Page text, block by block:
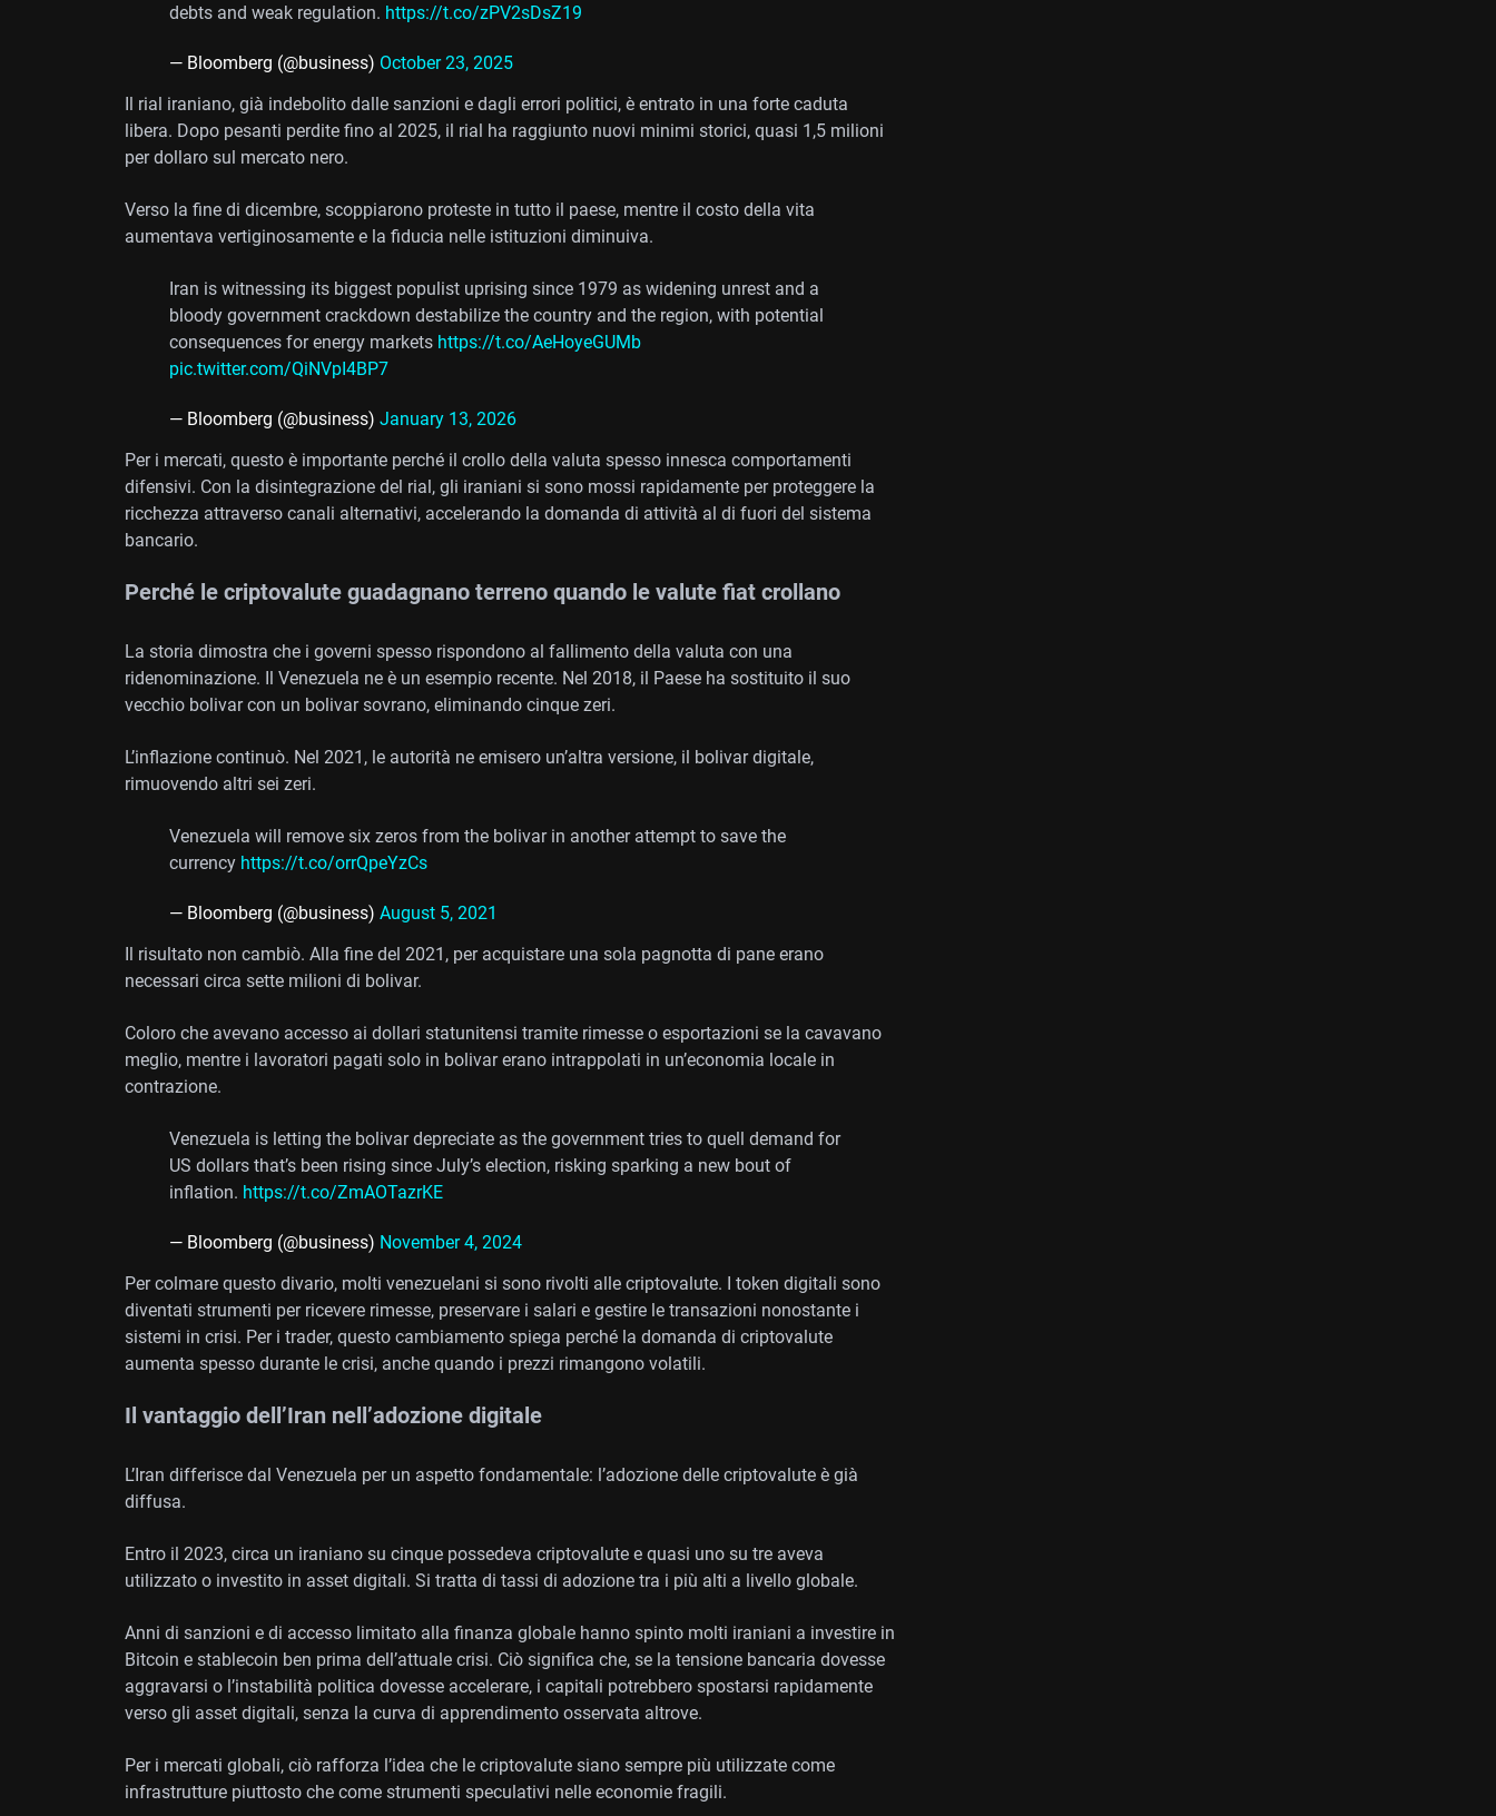
debts and weak regulation. https://t.co/zPV2sDsZ19
— Bloomberg (@business) October 23, 2025
Il rial iraniano, già indebolito dalle sanzioni e dagli errori politici, è entrato in una forte caduta
libera. Dopo pesanti perdite fino al 2025, il rial ha raggiunto nuovi minimi storici, quasi 1,5 milioni
per dollaro sul mercato nero.
Verso la fine di dicembre, scoppiarono proteste in tutto il paese, mentre il costo della vita
aumentava vertiginosamente e la fiducia nelle istituzioni diminuiva.
Iran is witnessing its biggest populist uprising since 1979 as widening unrest and a
bloody government crackdown destabilize the country and the region, with potential
consequences for energy markets https://t.co/AeHoyeGUMb
pic.twitter.com/QiNVpI4BP7
— Bloomberg (@business) January 13, 2026
Per i mercati, questo è importante perché il crollo della valuta spesso innesca comportamenti
difensivi. Con la disintegrazione del rial, gli iraniani si sono mossi rapidamente per proteggere la
ricchezza attraverso canali alternativi, accelerando la domanda di attività al di fuori del sistema
bancario.
Perché le criptovalute guadagnano terreno quando le valute fiat crollano
La storia dimostra che i governi spesso rispondono al fallimento della valuta con una
ridenominazione. Il Venezuela ne è un esempio recente. Nel 2018, il Paese ha sostituito il suo
vecchio bolivar con un bolivar sovrano, eliminando cinque zeri.
L’inflazione continuò. Nel 2021, le autorità ne emisero un’altra versione, il bolivar digitale,
rimuovendo altri sei zeri.
Venezuela will remove six zeros from the bolivar in another attempt to save the
currency https://t.co/orrQpeYzCs
— Bloomberg (@business) August 5, 2021
Il risultato non cambiò. Alla fine del 2021, per acquistare una sola pagnotta di pane erano
necessari circa sette milioni di bolivar.
Coloro che avevano accesso ai dollari statunitensi tramite rimesse o esportazioni se la cavavano
meglio, mentre i lavoratori pagati solo in bolivar erano intrappolati in un’economia locale in
contrazione.
Venezuela is letting the bolivar depreciate as the government tries to quell demand for
US dollars that’s been rising since July’s election, risking sparking a new bout of
inflation. https://t.co/ZmAOTazrKE
— Bloomberg (@business) November 4, 2024
Per colmare questo divario, molti venezuelani si sono rivolti alle criptovalute. I token digitali sono
diventati strumenti per ricevere rimesse, preservare i salari e gestire le transazioni nonostante i
sistemi in crisi. Per i trader, questo cambiamento spiega perché la domanda di criptovalute
aumenta spesso durante le crisi, anche quando i prezzi rimangono volatili.
Il vantaggio dell’Iran nell’adozione digitale
L’Iran differisce dal Venezuela per un aspetto fondamentale: l’adozione delle criptovalute è già
diffusa.
Entro il 2023, circa un iraniano su cinque possedeva criptovalute e quasi uno su tre aveva
utilizzato o investito in asset digitali. Si tratta di tassi di adozione tra i più alti a livello globale.
Anni di sanzioni e di accesso limitato alla finanza globale hanno spinto molti iraniani a investire in
Bitcoin e stablecoin ben prima dell’attuale crisi. Ciò significa che, se la tensione bancaria dovesse
aggravarsi o l’instabilità politica dovesse accelerare, i capitali potrebbero spostarsi rapidamente
verso gli asset digitali, senza la curva di apprendimento osservata altrove.
Per i mercati globali, ciò rafforza l’idea che le criptovalute siano sempre più utilizzate come
infrastrutture piuttosto che come strumenti speculativi nelle economie fragili.